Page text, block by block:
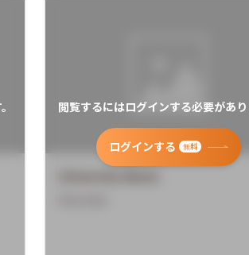
閲覧するにはログインする必要があり
ログインする 無料